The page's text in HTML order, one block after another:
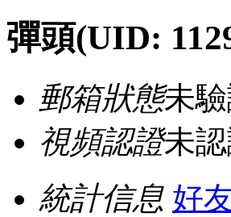
彈頭(UID:
郵箱狀態未
視頻認證未
統計信息 好